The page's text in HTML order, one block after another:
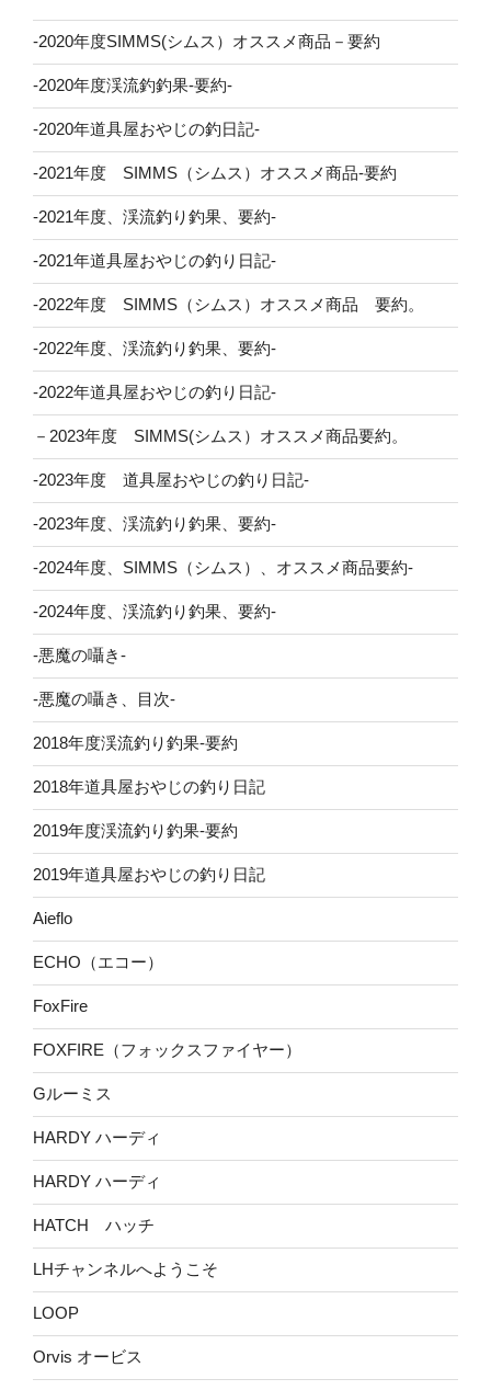
-2020年度SIMMS(シムス）オススメ商品－要約
-2020年度渓流釣釣果-要約-
-2020年道具屋おやじの釣日記-
-2021年度 SIMMS（シムス）オススメ商品-要約
-2021年度、渓流釣り釣果、要約-
-2021年道具屋おやじの釣り日記-
-2022年度 SIMMS（シムス）オススメ商品 要約。
-2022年度、渓流釣り釣果、要約-
-2022年道具屋おやじの釣り日記-
－2023年度 SIMMS(シムス）オススメ商品要約。
-2023年度 道具屋おやじの釣り日記-
-2023年度、渓流釣り釣果、要約-
-2024年度、SIMMS（シムス）、オススメ商品要約-
-2024年度、渓流釣り釣果、要約-
-悪魔の囁き-
-悪魔の囁き、目次-
2018年度渓流釣り釣果-要約
2018年道具屋おやじの釣り日記
2019年度渓流釣り釣果-要約
2019年道具屋おやじの釣り日記
Aieflo
ECHO（エコー）
FoxFire
FOXFIRE（フォックスファイヤー）
Gルーミス
HARDY ハーディ
HARDY ハーディ
HATCH ハッチ
LHチャンネルへようこそ
LOOP
Orvis オービス